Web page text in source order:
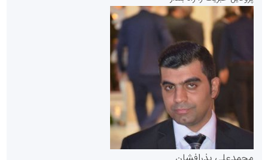
پایگاه خبری گفتمان یزد
سازمان بورس و اوراق بهادار
مرجع اخبار موثق در بازارسرمایه